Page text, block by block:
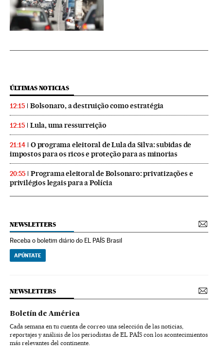
ÚLTIMAS NOTICIAS
12:15 Bolsonaro, a destruição como estratégia
12:15 Lula, uma ressurreição
21:14
O programa eleitoral de Lula da Silva: subidas de
impostos para os ricos e proteção para as minorias
20:55
Programa eleitoral de Bolsonaro: privatizações e
privilégios legais para a Polícia
NEWSLETTERS
Receba o boletim diário do EL PAÍS Brasil
APÚNTATE
NEWSLETTERS
Boletín de América
Cada semana en tu cuenta de correo una selección de las noticias,
reportajes y análisis de los periodistas de EL PAÍS con los acontecimientos
más relevantes del continente.